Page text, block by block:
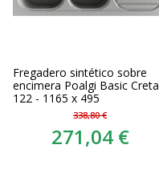
Fregadero sintético sobre
encimera Poalgi Basic Creta
122 - 1165 x 495
338,80 €
271,04 €